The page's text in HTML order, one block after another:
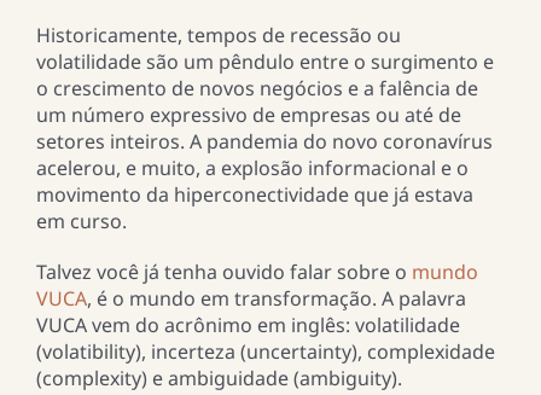
Historicamente, tempos de recessão ou
volatilidade são um pêndulo entre o surgimento e
o crescimento de novos negócios e a falência de
um número expressivo de empresas ou até de
setores inteiros. A pandemia do novo coronavírus
acelerou, e muito, a explosão informacional e o
movimento da hiperconectividade que já estava
em curso.
Talvez você já tenha ouvido falar sobre o mundo
VUCA, é o mundo em transformação. A palavra
VUCA vem do acrônimo em inglês: volatilidade
(volatibility), incerteza (uncertainty), complexidade
(complexity) e ambiguidade (ambiguity).